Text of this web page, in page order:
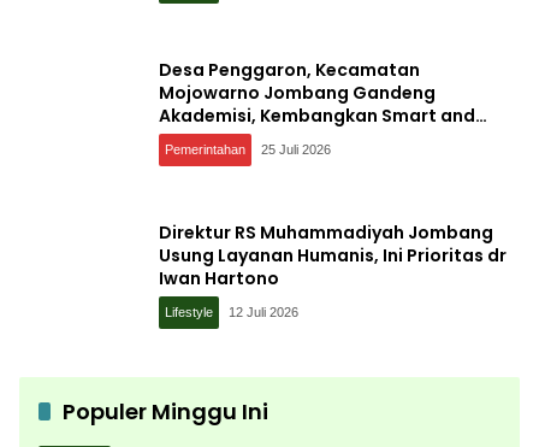
Desa Penggaron, Kecamatan
Mojowarno Jombang Gandeng
Akademisi, Kembangkan Smart and
Sustainable Village, Ini Tujuannya
Pemerintahan 25 Juli 2026
Direktur RS Muhammadiyah Jombang
Usung Layanan Humanis, Ini Prioritas dr
Iwan Hartono
Lifestyle 12 Juli 2026
Populer Minggu Ini